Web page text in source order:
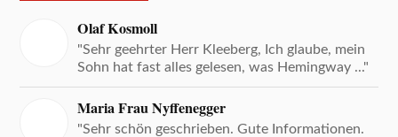
Olaf Kosmoll
"Sehr geehrter Herr Kleeberg, Ich glaube, mein
Sohn hat fast alles gelesen, was Hemingway ..."
Maria Frau Nyffenegger
"Sehr schön geschrieben. Gute Informationen.